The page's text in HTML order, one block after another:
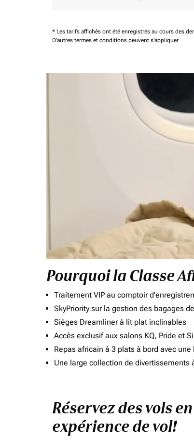
* Les tarifs affichés ont été enregistrés au cours des
D'autres termes et conditions peuvent s'appliquer
Pourquoi la Classe
Traitement VIP au comptoir
SkyPriority sur la gestion des bagages
Sièges Dreamliner à lit plat inclinables
Accès exclusif aux salons KQ, Pride et
Repas africain à 3 plats à bord avec
Une large collection de
Réservez des vols
expérience de vol!